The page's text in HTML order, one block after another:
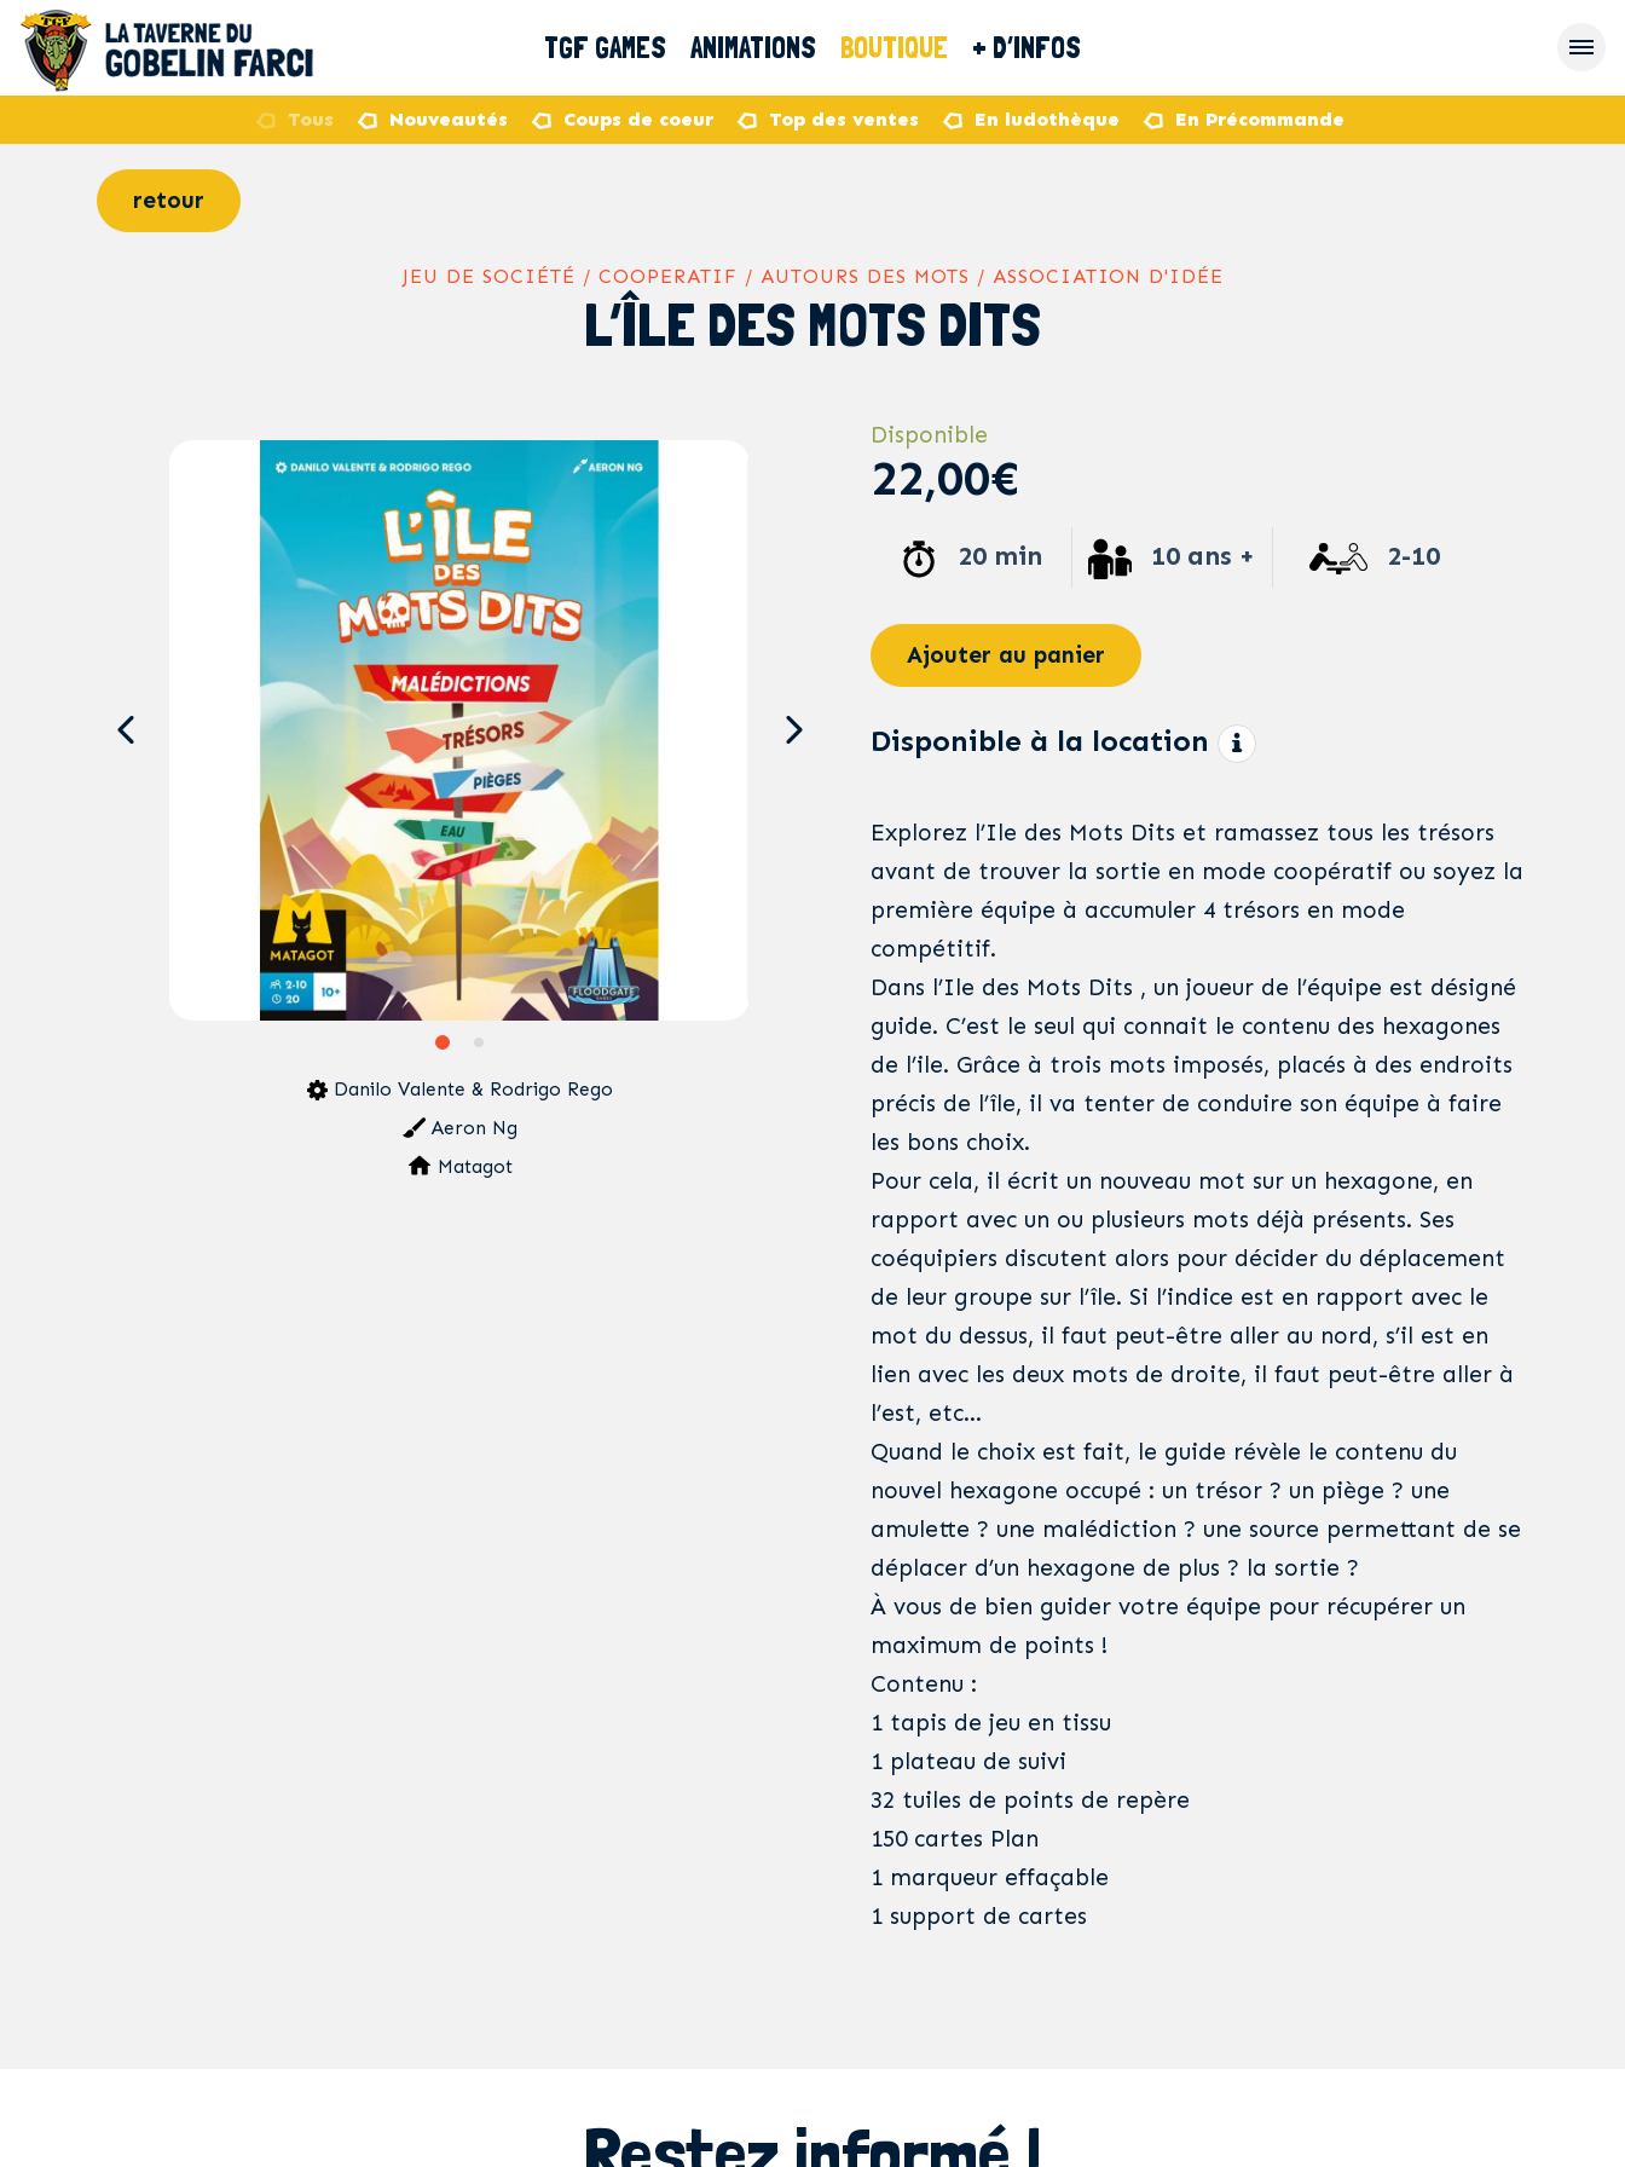
TGF GAMES ANIMATIONS BOUTIQUE + D’INFOS
Tous Nouveautés Coups de coeur Top des ventes En ludothèque En Précommande
retour
JEU DE SOCIÉTÉ / COOPERATIF / AUTOURS DES MOTS / ASSOCIATION D'IDÉE
L’ÎLE DES MOTS DITS
Danilo Valente & Rodrigo Rego
Aeron Ng
Matagot
Disponible
22,00€
20 min 10 ans + 2-10
Ajouter au panier
Disponible à la location
Explorez l’Ile des Mots Dits et ramassez tous les trésors
avant de trouver la sortie en mode coopératif ou soyez la
première équipe à accumuler 4 trésors en mode
compétitif.
Dans l’Ile des Mots Dits , un joueur de l’équipe est désigné
guide. C’est le seul qui connait le contenu des hexagones
de l’ile. Grâce à trois mots imposés, placés à des endroits
précis de l’île, il va tenter de conduire son équipe à faire
les bons choix.
Pour cela, il écrit un nouveau mot sur un hexagone, en
rapport avec un ou plusieurs mots déjà présents. Ses
coéquipiers discutent alors pour décider du déplacement
de leur groupe sur l’île. Si l’indice est en rapport avec le
mot du dessus, il faut peut-être aller au nord, s’il est en
lien avec les deux mots de droite, il faut peut-être aller à
l’est, etc…
Quand le choix est fait, le guide révèle le contenu du
nouvel hexagone occupé : un trésor ? un piège ? une
amulette ? une malédiction ? une source permettant de se
déplacer d’un hexagone de plus ? la sortie ?
À vous de bien guider votre équipe pour récupérer un
maximum de points !
Contenu :
1 tapis de jeu en tissu
1 plateau de suivi
32 tuiles de points de repère
150 cartes Plan
1 marqueur effaçable
1 support de cartes